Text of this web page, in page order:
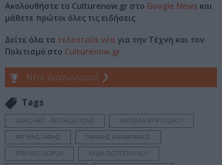
Ακολουθήστε το Culturenow.gr στο Google News και
μάθετε πρώτοι όλες τις ειδήσεις
Δείτε όλα τα τελευταία νέα για την Τέχνη και τον
Πολιτισμό στο Culturenow.gr
Νέοι Διαγωνισμοί ❯
Tags
VIDEO ART - INSTALLATIONS
ΑΝΤΖΕΛΑ ΜΠΡΟΥΣΚΟΥ
ΑΡΓΥΡΗΣ ΞΑΦΗΣ
ΓΙΑΝΝΗΣ ΚΑΛΑΒΡΙΑΝΟΣ
ΕΦΗ ΘΕΟΔΩΡΟΥ
ΛΥΔΙΑ ΦΩΤΟΠΟΥΛΟΥ